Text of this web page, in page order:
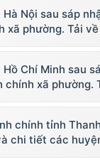
Hà Nội sau sáp
xã phường. Tải
Hồ Chí Minh sau
chính xã phường.
chính tỉnh
chi tiết các